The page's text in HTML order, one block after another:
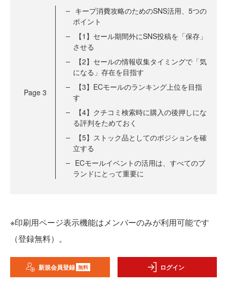
Page 3
キープ消費攻略のためのSNS活用、5つの
ポイント
【1】セール期間外にSNS投稿を「保存」
させる
【2】セールの情報収集タイミングで「気
になる」存在を目指す
【3】ECモールのランキング上位を目指
す
【4】クチコミ検索時に購入の後押しにな
る評判をためておく
【5】ストック品としてのポジションを確
立する
ECモールイベントの活用は、すべてのブ
ランドにとって重要に
※印刷用ページ表示機能はメンバーのみが利用可能です
（登録無料）。
新規会員登録 無料 ログイン